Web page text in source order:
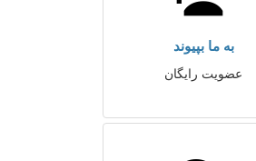
به ما بپیوند
عضویت رایگان